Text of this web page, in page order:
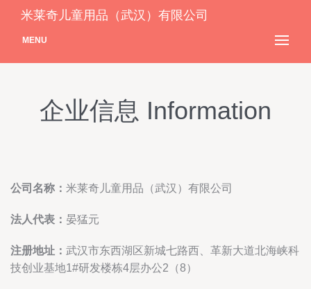
米莱奇儿童用品（武汉）有限公司
MENU
企业信息 Information
公司名称： 米莱奇儿童用品（武汉）有限公司
法人代表： 晏猛元
注册地址： 武汉市东西湖区新城七路西、革新大道北海峡科
技创业基地1#研发楼栋4层办公2（8）